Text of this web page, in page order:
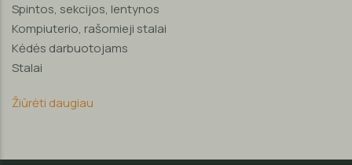
Spintos, sekcijos, lentynos
Kompiuterio, rašomieji stalai
Kėdės darbuotojams
Stalai
Žiūrėti daugiau